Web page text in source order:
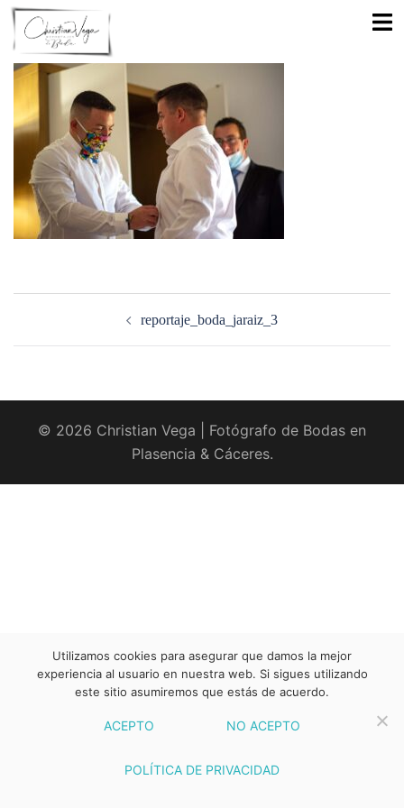
Saltar
contenido
reportaje_boda_jaraiz_3
© 2026 Christian Vega | Fotógrafo de Bodas en
Plasencia & Cáceres.
Utilizamos cookies para asegurar que damos la mejor
experiencia al usuario en nuestra web. Si sigues utilizando
este sitio asumiremos que estás de acuerdo.
ACEPTO NO ACEPTO
POLÍTICA DE PRIVACIDAD